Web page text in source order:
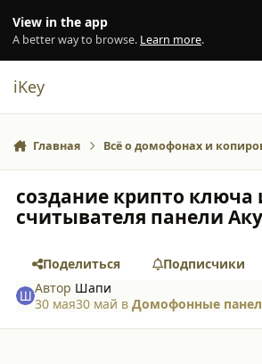
View in the app
A better way to browse. Learn more.
iKey
Главная Всё о домофонах и
создание крипто ключа
считывателя панели
Поделиться
Подписчики
Автор Шапи
30 мая30 май вДомофонные